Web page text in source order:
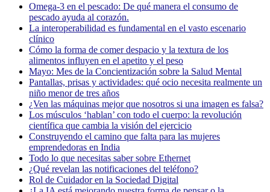
Omega-3 en el pescado: De qué manera el consumo de
pescado ayuda al corazón.
La interoperabilidad es fundamental en el vasto escenario
clínico
Cómo la forma de comer despacio y la textura de los
alimentos influyen en el apetito y el peso
Mayo: Mes de la Concientización sobre la Salud Mental
Pantallas, prisas y actividades: qué ocio necesita realmente un
niño menor de tres años
¿Ven las máquinas mejor que nosotros si una imagen es falsa?
Los músculos ‘hablan’ con todo el cuerpo: la revolución
científica que cambia la visión del ejercicio
Construyendo el camino que falta para las mujeres
emprendedoras en India
Todo lo que necesitas saber sobre Ethernet
¿Qué revelan las notificaciones del teléfono?
Rol de Cuidador en la Sociedad Digital